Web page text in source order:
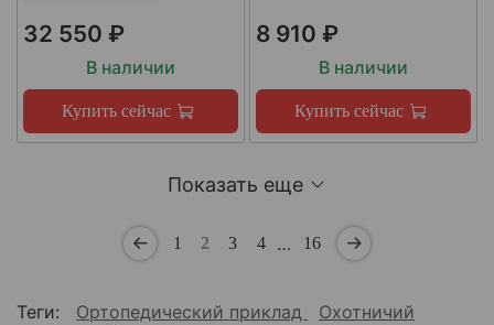
32 550 ₽
В наличии
Купить сейчас
8 910 ₽
В наличии
Купить сейчас
Показать еще
1 2 3 4 … 16
Теги: Ортопедический приклад
Охотничий